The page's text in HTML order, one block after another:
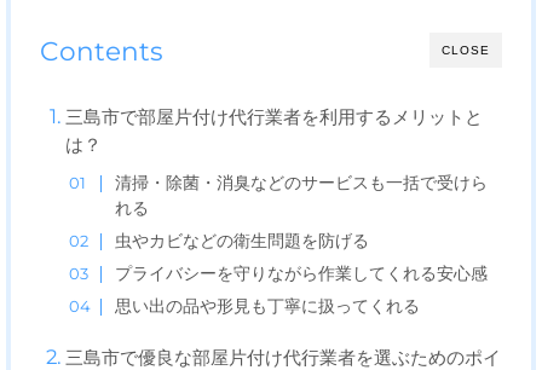
CLOSE
Contents
三島市で部屋片付け代行業者を利用するメリットと
は？
清掃・除菌・消臭などのサービスも一括で受けら
れる
虫やカビなどの衛生問題を防げる
プライバシーを守りながら作業してくれる安心感
思い出の品や形見も丁寧に扱ってくれる
三島市で優良な部屋片付け代行業者を選ぶためのポイ